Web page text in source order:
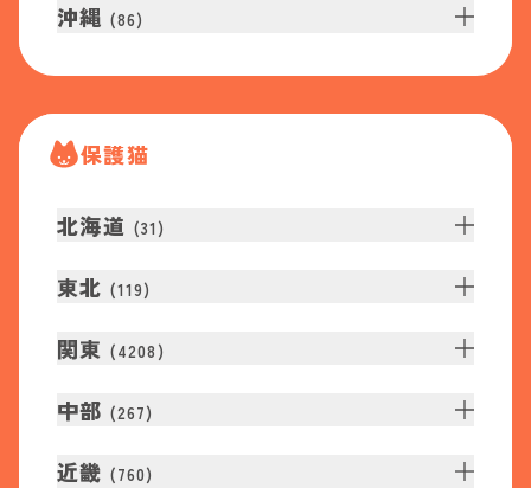
沖縄 (86)
保護猫
北海道 (31 )
東北 (119)
関東 (4208 )
中部 (267)
近畿 (760)